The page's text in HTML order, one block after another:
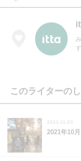
す
このライターの
2021-11-03
2021年10